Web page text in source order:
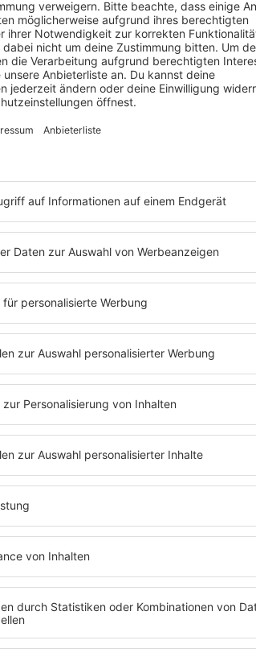
an das ein oder andere
einfach nachhören:
Folge 209 | 14.11.2022 | 52:33
DJ BOBO
Einer der größten 90er Stars
DJ BoBo hat sich aus seinem
und ist persönlich nach Berlin
wieso sich seine Shows nicht
und wie es eigentlich ist nach all'
keinen Nummer-1-Hit in
BoBos schrägsten Fan-